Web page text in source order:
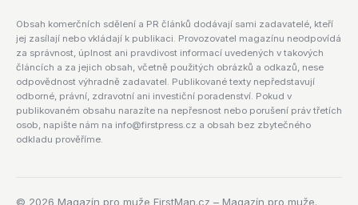
Obsah komerčních sdělení a PR článků dodávají sami zadavatelé, kteří
jej zasílají nebo vkládají k publikaci. Provozovatel magazínu neodpovídá
za správnost, úplnost ani pravdivost informací uvedených v takových
článcích a za jejich obsah, včetně použitých obrázků a odkazů, nese
odpovědnost výhradně zadavatel. Publikované texty nepředstavují
odborné, právní, zdravotní ani investiční poradenství. Pokud v
publikovaném obsahu narazíte na nepřesnost nebo porušení práv třetích
osob, napište nám na info@firstpress.cz a obsah bez zbytečného
odkladu prověříme.
© 2026 Magazín pro muže FirstMan.cz – Magazín pro muže.